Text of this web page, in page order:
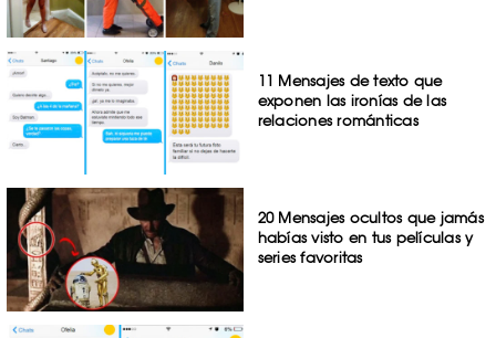
11 Mensajes de texto que
exponen las ironías de las
relaciones románticas
20 Mensajes ocultos que jamás
habías visto en tus películas y
series favoritas